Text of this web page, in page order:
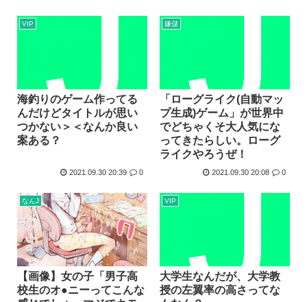
VIP
海釣りのゲーム作ってる
んだけどタイトルが思い
つかない＞＜なんか良い
案ある？
2021.09.30 20:39 0
嫌儲
「ローグライク(自動マッ
プ生成)ゲーム」が世界中
でどちゃくそ大人気にな
ってきたらしい。ローグ
ライクやろうぜ！
2021.09.30 20:08 0
なんJ
【画像】女の子「男子高
校生のオ●ニーってこんな
VIP
大学生なんだが、大学教
授の左翼率の高さってな